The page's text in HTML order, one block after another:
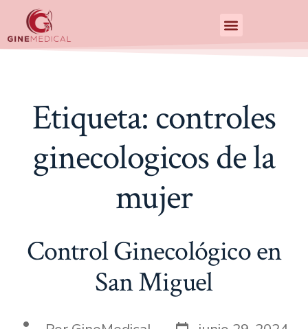
Etiqueta:controles
ginecologicos de la
mujer
Control Ginecológico en
San Miguel